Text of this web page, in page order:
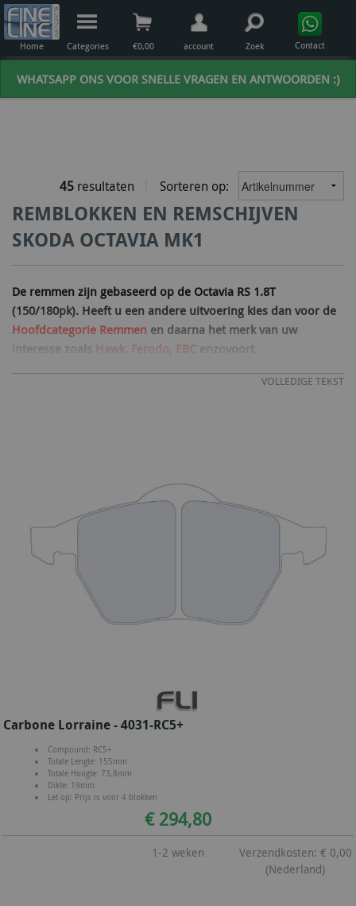
WHATSAPP ONS VOOR SNELLE VRAGEN EN ANTWOORDEN :)
Home Categories €0,00 account Zoek Contact
45 resultaten Sorteren op:
REMBLOKKEN EN REMSCHIJVEN
SKODA OCTAVIA MK1
De remmen zijn gebaseerd op de Octavia RS 1.8T
(150/180pk). Heeft u een andere uitvoering kies dan voor de
Hoofdcategorie Remmen en daarna het merk van uw
interesse zoals Hawk, Ferodo, EBC enzovoort.
VOLLEDIGE TEKST
Carbone Lorraine - 4031-RC5+
Compound: RC5+
Totale Lengte: 155mm
Totale Hoogte: 73,8mm
Dikte: 19mm
Let op: Prijs is voor 4 blokken
€ 294,80
1-2 weken
Verzendkosten: € 0,00
(Nederland)